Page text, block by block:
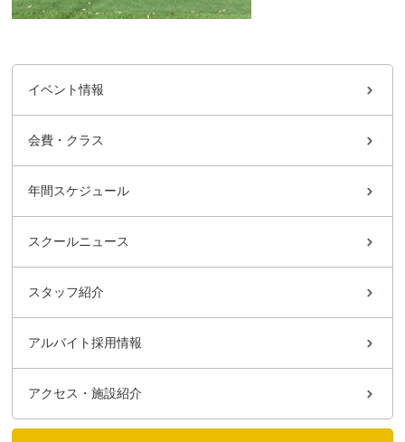
イベント情報
会費・クラス
年間スケジュール
スクールニュース
スタッフ紹介
アルバイト採用情報
アクセス・施設紹介